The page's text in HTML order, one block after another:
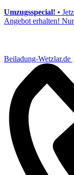
Umzugsspecial! •
Angebot erhalten!
Beiladung-Wetzlar.de